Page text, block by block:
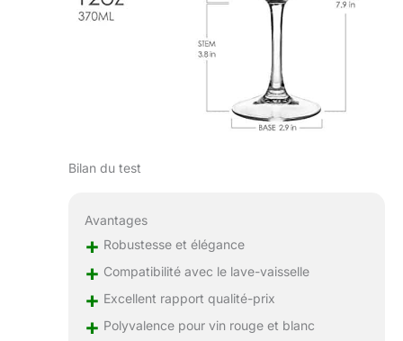
couture, notre
verre à vin est
parfait pour
contenir des
boissons glacées
ou du vin chaud.
Cet ensemble de
sans se casser ou
se fissurer.
un an sans poser
de question sur
Bilan du test
Avantages
+ Robustesse et élégance
+ Compatibilité avec le lave-vaisselle
+ Excellent rapport qualité-prix
+ Polyvalence pour vin rouge et blanc